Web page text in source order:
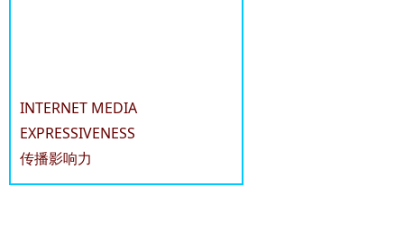
INTERNET MEDIA
EXPRESSIVENESS
传播影响力